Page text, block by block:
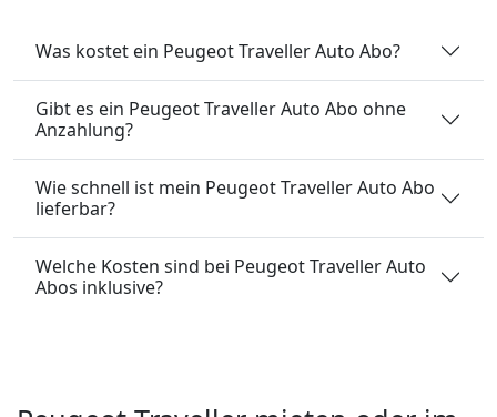
Was kostet ein Peugeot Traveller Auto Abo?
Gibt es ein Peugeot Traveller Auto Abo ohne
Anzahlung?
Wie schnell ist mein Peugeot Traveller Auto Abo
lieferbar?
Welche Kosten sind bei Peugeot Traveller Auto
Abos inklusive?